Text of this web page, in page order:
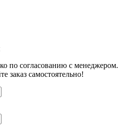
по согласованию с менеджером.
заказ самостоятельно!